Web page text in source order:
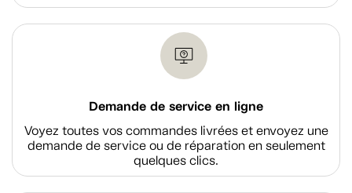
Demande de service en ligne
Voyez toutes vos commandes livrées et envoyez une
demande de service ou de réparation en seulement
quelques clics.